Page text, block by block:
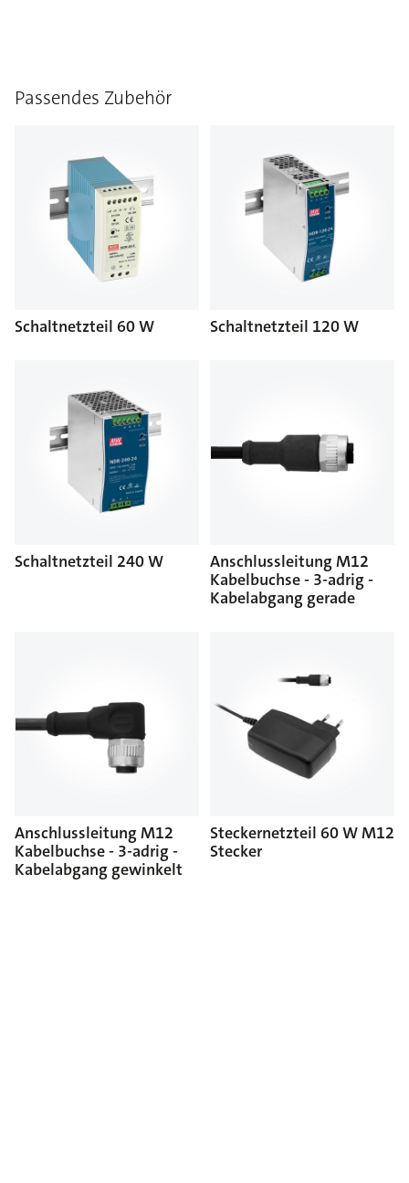
Passendes Zubehör
Schaltnetzteil 60 W Schaltnetzteil 120 W
Schaltnetzteil 240 W
Anschlussleitung M12
Kabelbuchse - 3-adrig -
Kabelabgang gerade
Anschlussleitung M12
Kabelbuchse - 3-adrig -
Kabelabgang gewinkelt
Steckernetzteil 60 W M12
Stecker